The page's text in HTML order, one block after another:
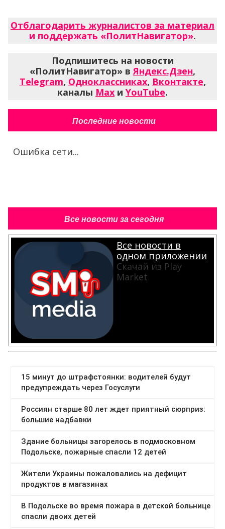
Отблагодарить журналистов за материал
и поддержать «ПолитНавигатор».
Подпишитесь на новости
«ПолитНавигатор» вЯндекс.Дзен,
Telegram, Одноклассниках, Вконтакте,
каналы Max и YouTube.
Последние новости
Ошибка сети...
Все новости за сегодня
Все новости в
одном приложении
Скачай из Play
Market